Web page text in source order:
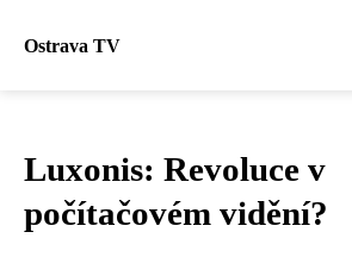
Ostrava TV
Luxonis: Revoluce v
počítačovém vidění?